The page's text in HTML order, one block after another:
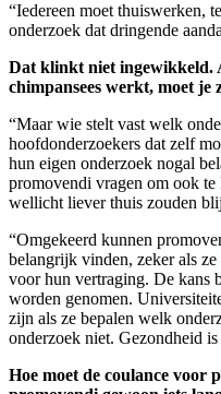
“Iedereen moet thuiswerken,
onderzoek dat dringende
Dat klinkt niet ingewikkeld.
chimpansees werkt, moet je
“Maar wie stelt vast welk
hoofdonderzoekers dat zelf
hun eigen onderzoek nogal
promovendi vragen om ook
wellicht liever thuis zouden
“Omgekeerd kunnen
belangrijk vinden, zeker als
voor hun vertraging. De kans
worden genomen.
zijn als ze bepalen welk
onderzoek niet. Gezondheid
Hoe moet de coulance voor